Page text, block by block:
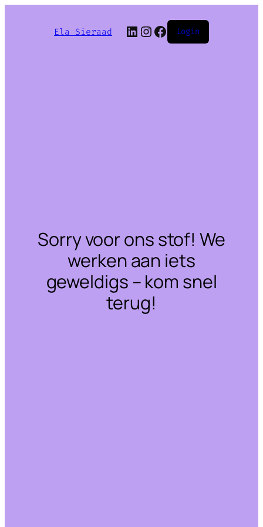
Ela Sieraad LinkedIn
Instagram
Facebook
Login
Sorry voor ons stof! We
werken aan iets
geweldigs – kom snel
terug!